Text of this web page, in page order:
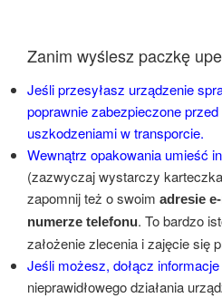
Zanim wyślesz paczkę
Jeśli przesyłasz urządzenie
poprawnie zabezpieczone
uszkodzeniami w transporcie.
Wewnątrz opakowania umieść
(zazwyczaj wystarczy
zapomnij też o swoim adresie
numerze telefonu. To bardzo
założenie zlecenia i zajęcie się
Jeśli możesz, dołącz
nieprawidłowego działania